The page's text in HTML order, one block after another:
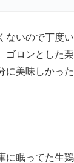
ないので丁度
ゴロンとした
に美味しかっ
に眠ってた生